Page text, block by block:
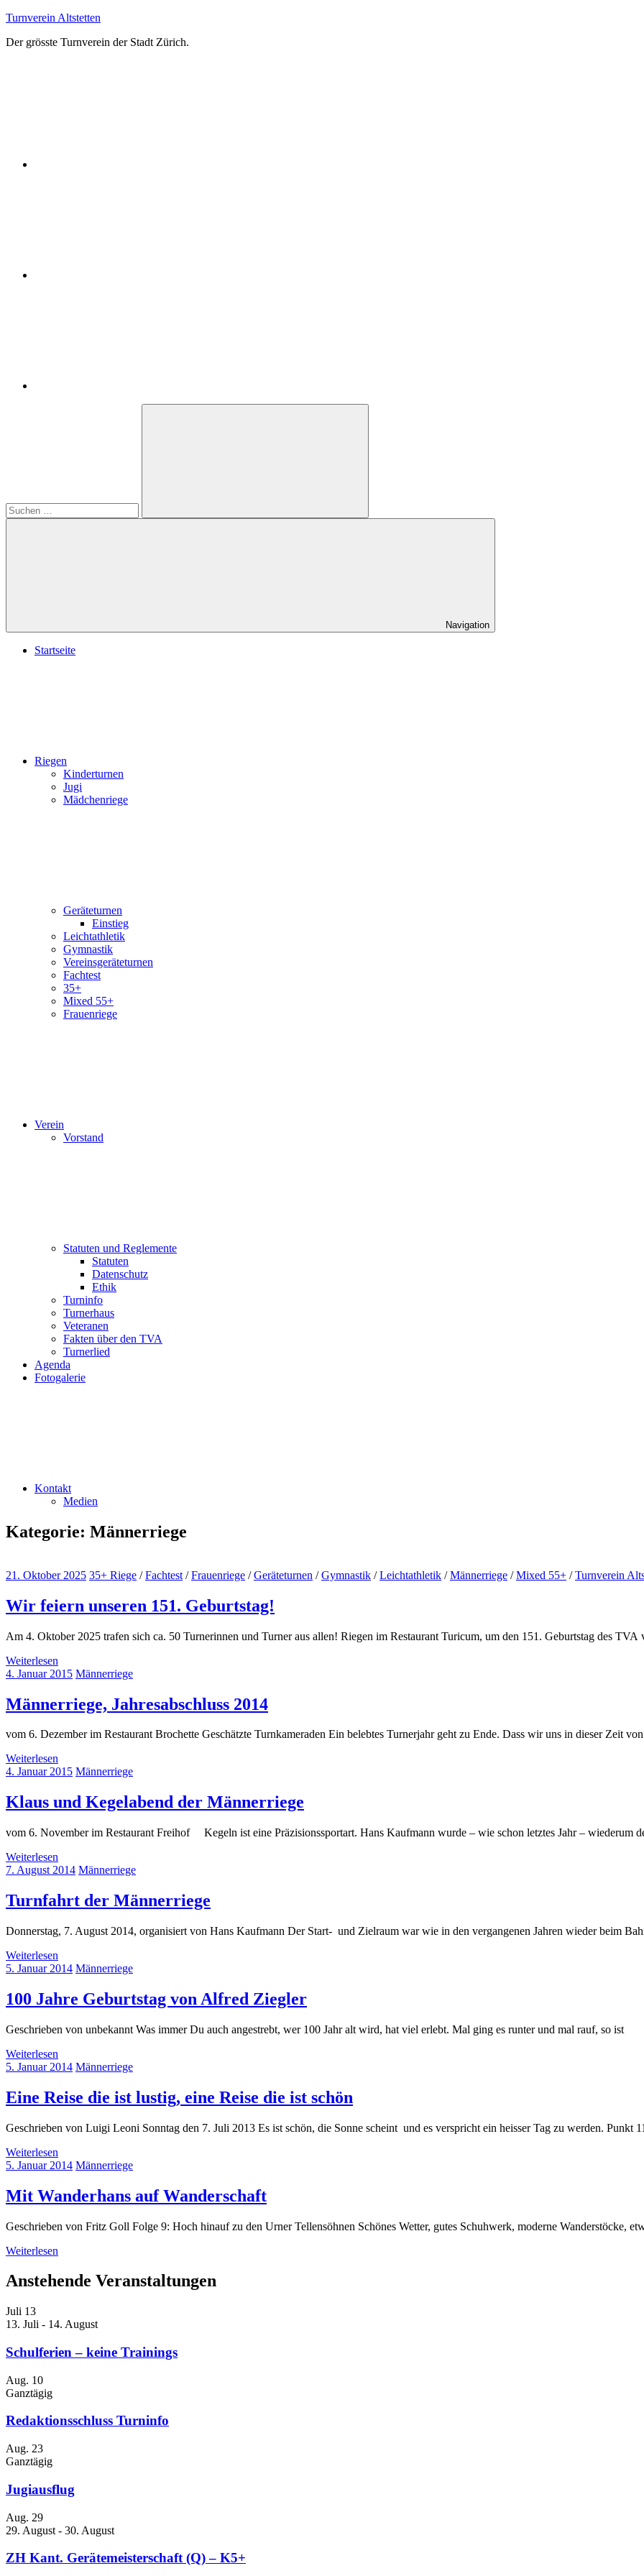
Zum
springen
Turnverein Altstetten
Der grösste Turnverein der Stadt Zürich.
Suchen
Navigation
Startseite
Riegen
Kinderturnen
Jugi
Mädchenriege
Geräteturnen
Einstieg
Leichtathletik
Gymnastik
Vereinsgeräteturnen
Fachtest
35+
Mixed 55+
Frauenriege
Verein
Vorstand
Statuten und Reglemente
Statuten
Datenschutz
Ethik
Turninfo
Turnerhaus
Veteranen
Fakten über den TVA
Turnerlied
Agenda
Fotogalerie
Kontakt
Medien
Kategorie: Männerriege
21. Oktober 2025 35+ Riege /Fachtest /Frauenriege /Geräteturnen /Gymnastik /Leichtathletik /Männerriege /Mixed 55+ /Turnverein
Wir feiern unseren 151. Geburtstag!
Am 4. Oktober 2025 trafen sich ca. 50 Turnerinnen und Turner aus allen! Riegen im Restaurant Turicum, um den 151. Geburtstag des TVA
Weiterlesen
4. Januar 2015 Männerriege
Männerriege, Jahresabschluss 2014
vom 6. Dezember im Restaurant Brochette Geschätzte Turnkameraden Ein belebtes Turnerjahr geht zu Ende. Dass wir uns in dieser Zeit
Weiterlesen
4. Januar 2015 Männerriege
Klaus und Kegelabend der Männerriege
vom 6. November im Restaurant Freihof Kegeln ist eine Präzisionssportart. Hans Kaufmann wurde – wie schon letztes Jahr – wiederum
Weiterlesen
7. August 2014 Männerriege
Turnfahrt der Männerriege
Donnerstag, 7. August 2014, organisiert von Hans Kaufmann Der Start- und Zielraum war wie in den vergangenen Jahren wieder beim
Weiterlesen
5. Januar 2014 Männerriege
100 Jahre Geburtstag von Alfred Ziegler
Geschrieben von unbekannt Was immer Du auch angestrebt, wer 100 Jahr alt wird, hat viel erlebt. Mal ging es runter und mal rauf, so ist
Weiterlesen
5. Januar 2014 Männerriege
Eine Reise die ist lustig, eine Reise die ist schön
Geschrieben von Luigi Leoni Sonntag den 7. Juli 2013 Es ist schön, die Sonne scheint und es ver­spricht ein heisser Tag zu werden. Punkt
Weiterlesen
5. Januar 2014 Männerriege
Mit Wanderhans auf Wanderschaft
Geschrieben von Fritz Goll Folge 9: Hoch hinauf zu den Urner Tellensöhnen Schönes Wetter, gutes Schuhwerk, moderne Wanderstöcke,
Weiterlesen
Anstehende Veranstaltungen
Juli 13
13. Juli - 14. August
Schulferien – keine Trainings
Aug. 10
Ganztägig
Redaktionsschluss Turninfo
Aug. 23
Ganztägig
Jugiausflug
Aug. 29
29. August - 30. August
ZH Kant. Gerätemeisterschaft (Q) – K5+